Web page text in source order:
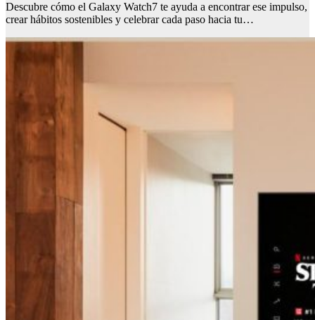
Descubre cómo el Galaxy Watch7 te ayuda a encontrar ese impulso,
crear hábitos sostenibles y celebrar cada paso hacia tu…